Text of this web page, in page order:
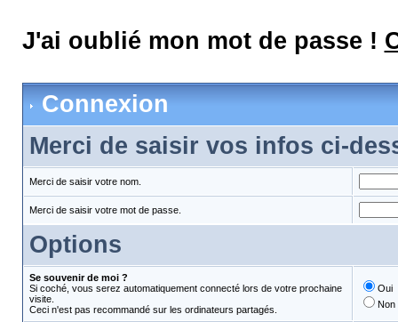
J'ai oublié mon mot de passe !
Connexion
Merci de saisir vos infos ci-
Merci de saisir votre nom.
Merci de saisir votre mot de passe.
Options
Se souvenir de moi ?
Si coché, vous serez automatiquement connecté lors de votre prochaine
visite.
Ceci n'est pas recommandé sur les ordinateurs partagés.
Oui
Non